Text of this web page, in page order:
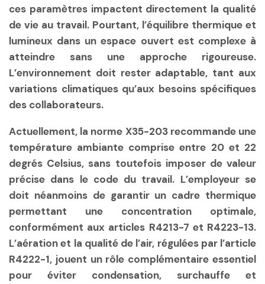
ces paramètres impactent directement la qualité
de vie au travail. Pourtant, l’équilibre thermique et
lumineux dans un espace ouvert est complexe à
atteindre sans une approche rigoureuse.
L’environnement doit rester adaptable, tant aux
variations climatiques qu’aux besoins spécifiques
des collaborateurs.
Actuellement, la norme X35-203 recommande une
température ambiante comprise entre 20 et 22
degrés Celsius, sans toutefois imposer de valeur
précise dans le code du travail. L’employeur se
doit néanmoins de garantir un cadre thermique
permettant une concentration optimale,
conformément aux articles R4213-7 et R4223-13.
L’aération et la qualité de l’air, régulées par l’article
R4222-1, jouent un rôle complémentaire essentiel
pour éviter condensation, surchauffe et